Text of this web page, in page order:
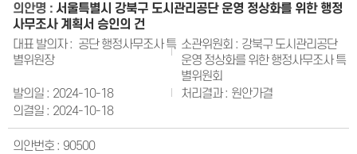
서울특별시 강북구 도시관리공단 운영 정상화를 위한 행정
사무조사 계획서 승인의 건
공단 행정사무조사 특
별위원장
강북구 도시관리공단
운영 정상화를 위한 행정사무조사 특
별위원회
2024-10-18
원안가결
2024-10-18
90500